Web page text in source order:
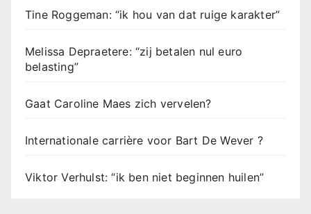
Tine Roggeman: “ik hou van dat ruige karakter”
Melissa Depraetere: “zij betalen nul euro
belasting”
Gaat Caroline Maes zich vervelen?
Internationale carrière voor Bart De Wever ?
Viktor Verhulst: “ik ben niet beginnen huilen”